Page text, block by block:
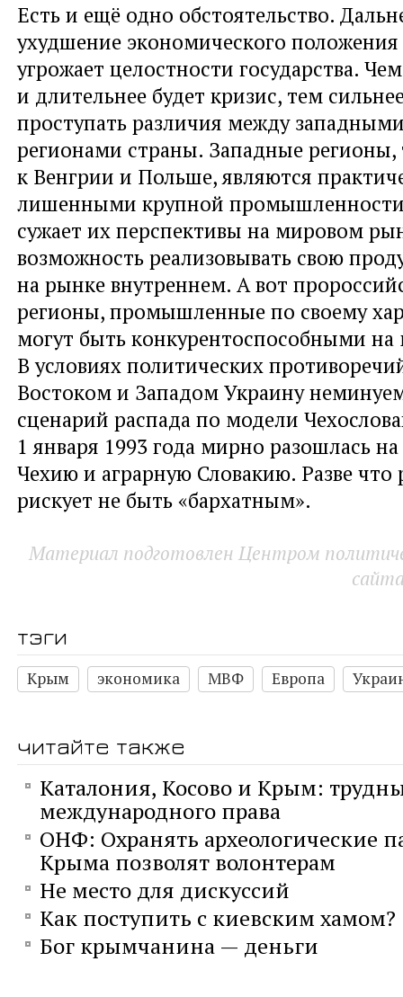
Есть и ещё одно обстоятельство.
ухудшение экономического
угрожает целостности государства.
и длительнее будет кризис, тем
проступать различия между
регионами страны. Западные
к Венгрии и Польше, являются
лишенными крупной
сужает их перспективы на мировом
возможность реализовывать свою
на рынке внутреннем. А вот
регионы, промышленные по своему
могут быть конкурентоспособными
В условиях политических
Востоком и Западом Украину
сценарий распада по модели
1 января 1993 года мирно разошлась
Чехию и аграрную Словакию. Разве
рискует не быть «бархатным».
Материал подготовлен Центром
тэги
Крым экономика МВФ Европа
читайте также
Каталония, Косово и Крым:
международного права
ОНФ: Охранять археологические
Крыма позволят волонтерам
Не место для дискуссий
Как поступить с киевским хамом?
Бог крымчанина — деньги